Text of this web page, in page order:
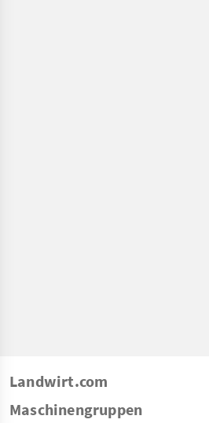
Landwirt.com
Maschinengruppen